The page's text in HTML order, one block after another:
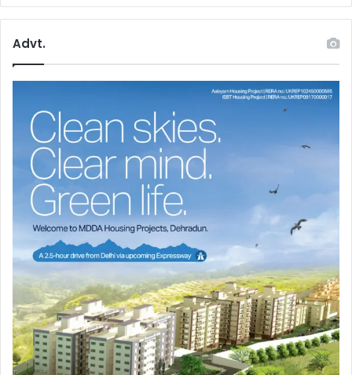
Advt.